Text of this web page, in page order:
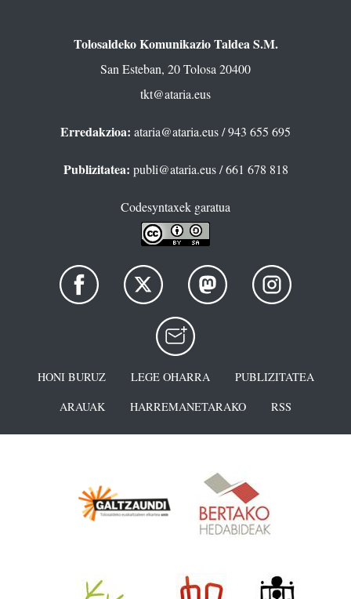
Tolosaldeko Komunikazio Taldea S.M.
San Esteban, 20 Tolosa 20400
tkt@ataria.eus
Erredakzioa: ataria@ataria.eus/ 943 655 695
Publizitatea: publi@ataria.eus/ 661 678 818
Codesyntaxek garatua
HONI BURUZ LEGE OHARRA
PUBLIZITATEA
ARAUAK
HARREMANETARAKO RSS